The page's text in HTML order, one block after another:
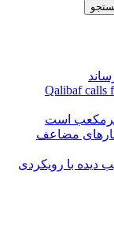
Qalibaf calls
مضاعف
دیده با رویکردی